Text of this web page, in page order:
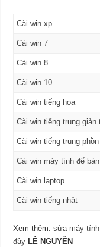
Cài win xp
Cài win 7
Cài win 8
Cài win 10
Cài win tiếng hoa
Cài win tiếng trung giản
Cài win tiếng trung
Cài win máy tính để
Cài win laptop
Cài win tiếng nhật
Xem thêm:sửa máy
đây LÊ NGUYỄN